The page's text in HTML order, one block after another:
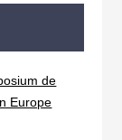
de
Europe